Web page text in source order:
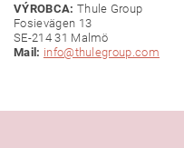
VÝROBCA: Thule Group
Fosievägen 13
SE-214 31 Malmö
Mail: info@thulegroup.com